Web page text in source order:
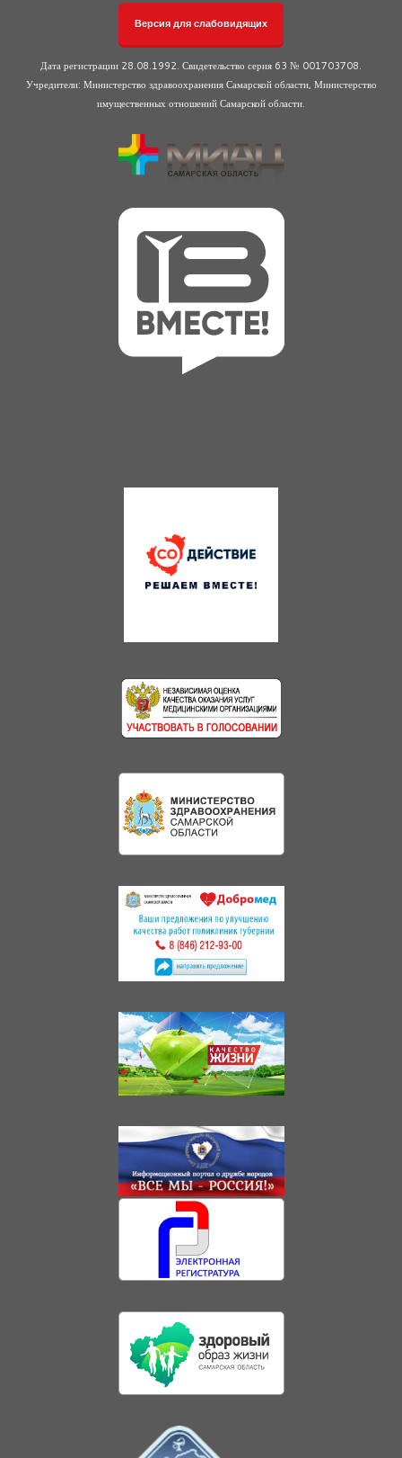
Версия для слабовидящих
Дата регистрации 28.08.1992. Свидетельство серия 63 № 001703708.
Учредители: Министерство здравоохранения Самарской области, Министерство
имущественных отношений Самарской области.